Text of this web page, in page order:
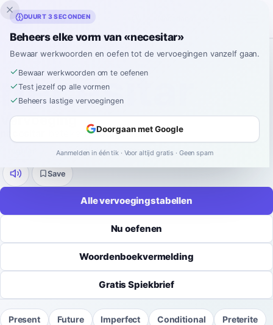
Inklingo
Home›Spaans›Werkwoordvervoegingen›necesitar
necesitar
Vervoeging
betekent nodig hebben.
ar 9 tijden 52 vormen
Save
Alle vervoegingstabellen
Nu oefenen
Woordenboekvermelding
Gratis Spiekbrief
Present Future Imperfect Conditional Preterite
DUURT 3 SECONDEN
Beheers elke vorm van «necesitar»
Bewaar werkwoorden en oefen tot de vervoegingen vanzelf gaan.
Bewaar werkwoorden om te oefenen
Test jezelf op alle vormen
Beheers lastige vervoegingen
Doorgaan met Google
Aanmelden in één tik · Voor altijd gratis · Geen spam